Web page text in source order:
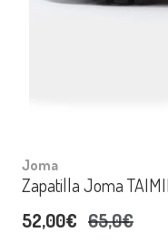
Joma
Zapatilla Joma
52,00€ 65,0€